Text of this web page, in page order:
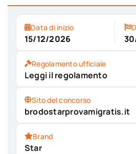
Data di inizio
15/12/2026
Regolamento ufficiale
Leggi il regolamento
Sito del concorso
brodostarprovamigratis.it
Brand
Star